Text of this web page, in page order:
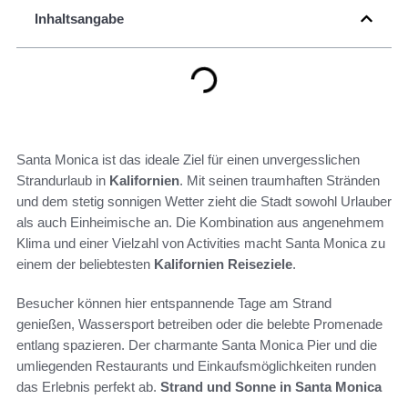
Inhaltsangabe
Santa Monica ist das ideale Ziel für einen unvergesslichen
Strandurlaub in Kalifornien. Mit seinen traumhaften Stränden
und dem stetig sonnigen Wetter zieht die Stadt sowohl Urlauber
als auch Einheimische an. Die Kombination aus angenehmem
Klima und einer Vielzahl von Activities macht Santa Monica zu
einem der beliebtesten Kalifornien Reiseziele.
Besucher können hier entspannende Tage am Strand
genießen, Wassersport betreiben oder die belebte Promenade
entlang spazieren. Der charmante Santa Monica Pier und die
umliegenden Restaurants und Einkaufsmöglichkeiten runden
das Erlebnis perfekt ab. Strand und Sonne in Santa Monica